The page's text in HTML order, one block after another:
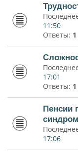
11:50
Ответы: 1
17:01
Ответы: 1
Пенсии
17:06